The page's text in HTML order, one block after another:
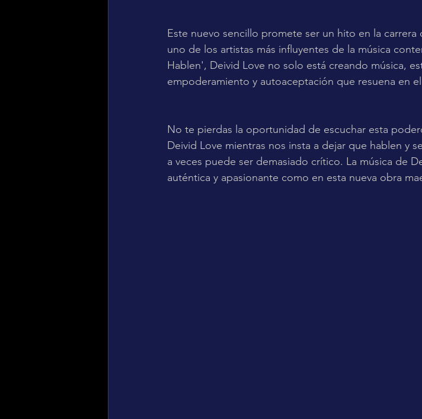
Este nuevo sencillo promete ser un hito en la
uno de los artistas más influyentes de la música
Hablen', Deivid Love no solo está creando música,
empoderamiento y autoaceptación que resuena en
No te pierdas la oportunidad de escuchar esta
Deivid Love mientras nos insta a dejar que hablen y
a veces puede ser demasiado crítico. La música de
auténtica y apasionante como en esta nueva obra